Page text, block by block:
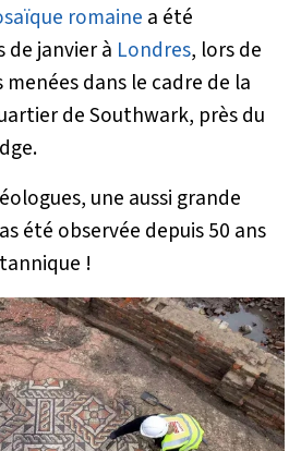
romaine a été
de janvier à Londres, lors de
dans le cadre de la
de Southwark, près du
une aussi grande
été observée depuis 50 ans
!